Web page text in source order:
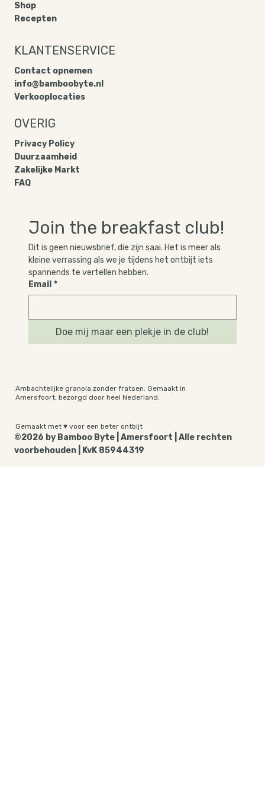
vezels en een knapperige bite toe aan je ontbijt of
tussendoort
Shop
Recepten
KLANTENSERVICE
Contact opnemen
info@bamboobyte.nl
Verkooplocaties
OVERIG
Privacy Policy​
Duurzaamheid
Zakelijke Markt
FAQ
Join the breakfast club!
Dit is geen nieuwsbrief, die zijn saai. Het is meer als
kleine verrassing als we je tijdens het ontbijt iets
spannends te vertellen hebben.
Email *
Doe mij maar een plekje in de club!
Ambachtelijke granola zonder fratsen. Gemaakt in
Amersfoort, bezorgd door heel Nederland.
Gemaakt met ♥ voor een beter ontbijt
©2026 by Bamboo Byte | Amersfoort | Alle rechten
voorbehouden | KvK 85944319